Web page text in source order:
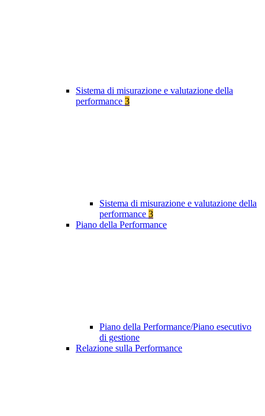
Sistema di misurazione e valutazione della
performance 3
Sistema di misurazione e valutazione della
performance 3
Piano della Performance
Piano della Performance/Piano esecutivo
di gestione
Relazione sulla Performance